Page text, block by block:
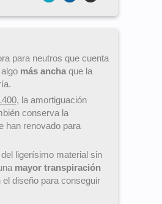
para neutros que cuenta
más anchaque la
, la amortiguación
conserva la
han renovado para
ligerísimo material sin
mayor transpiración
diseño para conseguir